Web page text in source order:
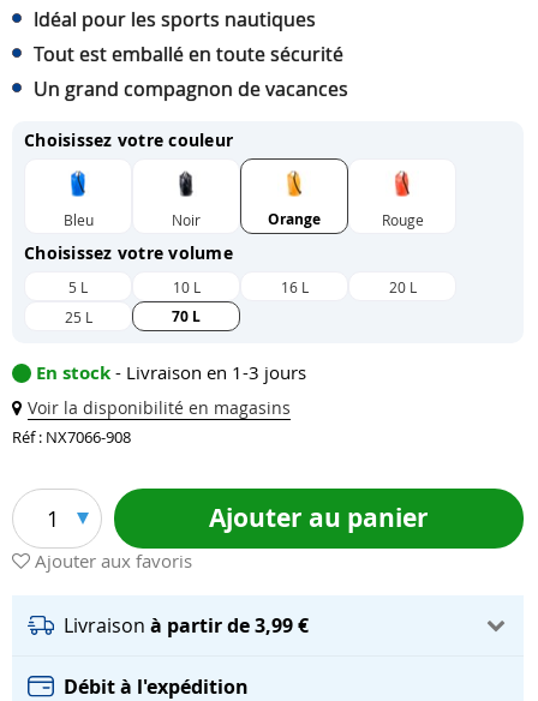
Idéal pour les sports nautiques
Tout est emballé en toute sécurité
Un grand compagnon de vacances
Choisissez votre couleur
Bleu Noir Orange Rouge
Choisissez votre volume
5 L 10 L 16 L
20 L
25 L
70 L
En stock - Livraison en 1-3 jours
Voir la disponibilité en magasins
Réf : NX7066-908
1 Ajouter au panier
Ajouter aux favoris
Livraison à partir de 3,99 €
Débit à l'expédition